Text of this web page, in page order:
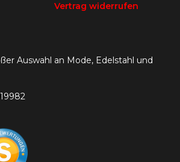
Vertrag widerrufen
Auswahl an Mode, Edelstahl und